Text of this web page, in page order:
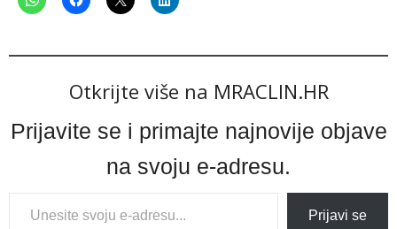
Otkrijte više na MRACLIN.HR
Prijavite se i primajte najnovije objave
na svoju e-adresu.
Type
Prijavi se